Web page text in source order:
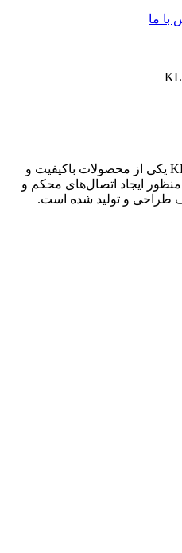
با ما
کابلشو مسی کلوته مدل KL400-20 یکی از محصولات باکیفیت و
ایجاد اتصال‌های محکم و
طراحی و تولید شده است.